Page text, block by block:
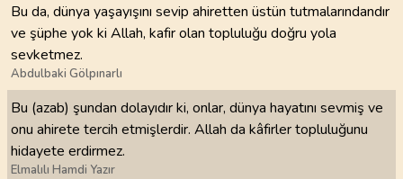
Bu da, dünya yaşayışını sevip ahiretten üstün tutmalarındandır
ve şüphe yok ki Allah, kafir olan topluluğu doğru yola
sevketmez.
Abdulbaki Gölpınarlı
Bu (azab) şundan dolayıdır ki, onlar, dünya hayatını sevmiş ve
onu ahirete tercih etmişlerdir. Allah da kâfirler topluluğunu
hidayete erdirmez.
Elmalılı Hamdi Yazır